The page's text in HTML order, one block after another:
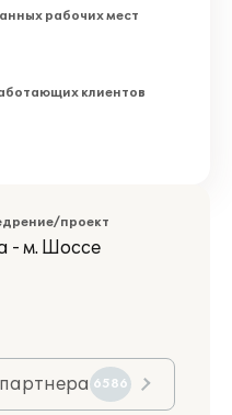
рабочих мест
клиентов
проект
- м. Шоссе
6586